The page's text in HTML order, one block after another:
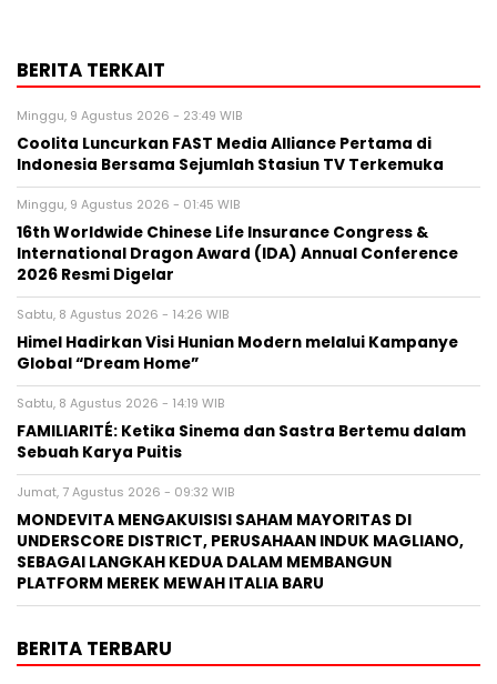
BERITA TERKAIT
Minggu, 9 Agustus 2026 - 23:49 WIB
Coolita Luncurkan FAST Media Alliance Pertama di
Indonesia Bersama Sejumlah Stasiun TV Terkemuka
Minggu, 9 Agustus 2026 - 01:45 WIB
16th Worldwide Chinese Life Insurance Congress &
International Dragon Award (IDA) Annual Conference
2026 Resmi Digelar
Sabtu, 8 Agustus 2026 - 14:26 WIB
Himel Hadirkan Visi Hunian Modern melalui Kampanye
Global “Dream Home”
Sabtu, 8 Agustus 2026 - 14:19 WIB
FAMILIARITÉ: Ketika Sinema dan Sastra Bertemu dalam
Sebuah Karya Puitis
Jumat, 7 Agustus 2026 - 09:32 WIB
MONDEVITA MENGAKUISISI SAHAM MAYORITAS DI
UNDERSCORE DISTRICT, PERUSAHAAN INDUK MAGLIANO,
SEBAGAI LANGKAH KEDUA DALAM MEMBANGUN
PLATFORM MEREK MEWAH ITALIA BARU
BERITA TERBARU